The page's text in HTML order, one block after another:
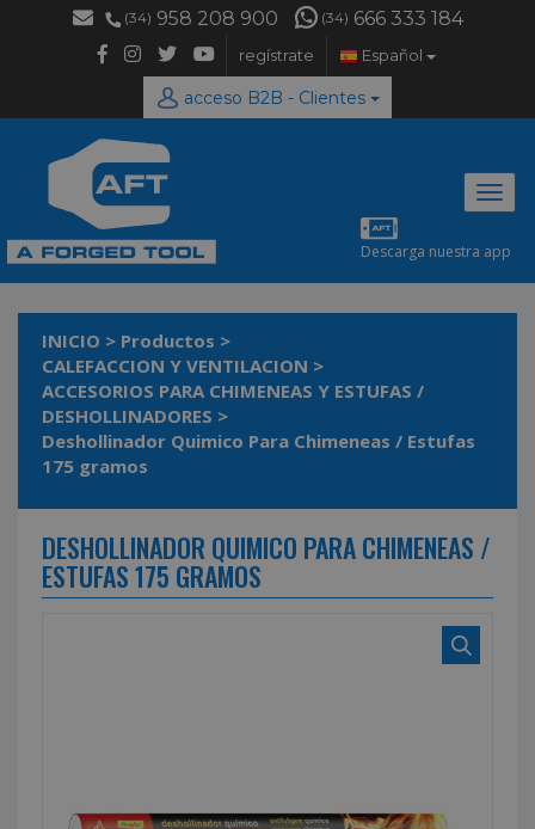
(34) 958 208 900 (34) 666 333 184
regístrate Español
acceso B2B - Clientes
Descarga nuestra app
INICIO > Productos >
CALEFACCION Y VENTILACION >
ACCESORIOS PARA CHIMENEAS Y ESTUFAS /
DESHOLLINADORES >
Deshollinador Quimico Para Chimeneas / Estufas
175 gramos
DESHOLLINADOR QUIMICO PARA CHIMENEAS /
ESTUFAS 175 GRAMOS